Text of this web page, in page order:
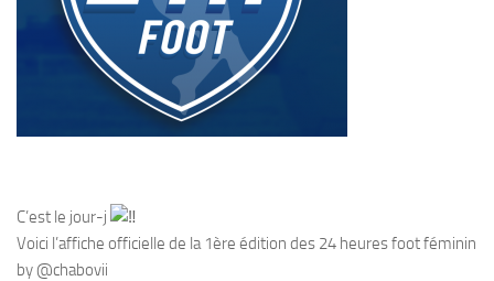
C’est le jour-j
Voici l’affiche officielle de la 1ère édition des 24 heures foot féminin
by @chabovii